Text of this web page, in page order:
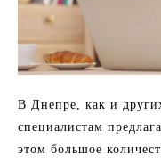
В Днепре, как и
специалистам
этом большое